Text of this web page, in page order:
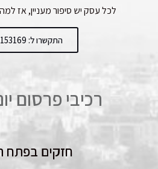
לכל עסק יש סיפור מעניין, אז
התקשרו ל: 03-9153169
רכיבי פרסום יוני-
חזקים בפתח